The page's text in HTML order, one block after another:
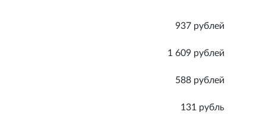
937 рублей
1 609 рублей
588 рублей
131 рубль